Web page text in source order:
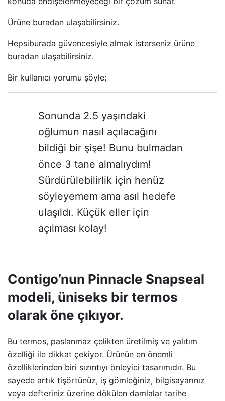
Ürüne buradan ulaşabilirsiniz.
Hepsiburada güvencesiyle almak isterseniz ürüne
buradan ulaşabilirsiniz.
Bir kullanıcı yorumu şöyle;
Sonunda 2.5 yaşındaki
oğlumun nasıl açılacağını
bildiği bir şişe! Bunu bulmadan
önce 3 tane almalıydım!
Sürdürülebilirlik için henüz
söyleyemem ama asıl hedefe
ulaşıldı. Küçük eller için
açılması kolay!
Contigo’nun Pinnacle Snapseal
modeli, üniseks bir termos
olarak öne çıkıyor.
Bu termos, paslanmaz çelikten üretilmiş ve yalıtım
özelliği ile dikkat çekiyor. Ürünün en önemli
özelliklerinden biri sızıntıyı önleyici tasarımıdır. Bu
sayede artık tişörtünüz, iş gömleğiniz, bilgisayarınız
veya defteriniz üzerine dökülen damlalar tarihe